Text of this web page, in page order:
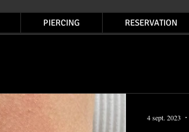
PIERCING RESERVATION
4 sept. 2023